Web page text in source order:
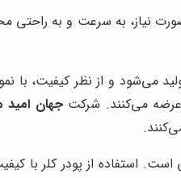
نیاز، به سرعت و به راحتی
می‌شود و از نظر کیفیت،
عرضه می‌کنند. شرکتجهان امید
است. استفاده از پودر کلر